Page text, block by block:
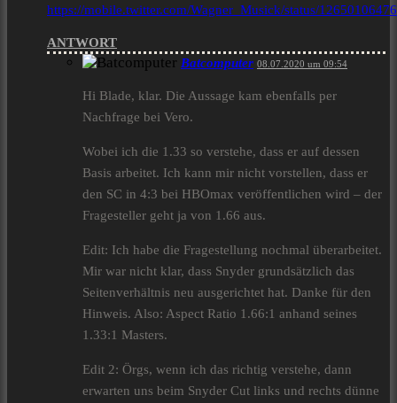
https://mobile.twitter.com/Wagner_Musick/status/
ANTWORT
Batcomputer 08.07.2020 um 09:54
Hi Blade, klar. Die Aussage kam ebenfalls per
Nachfrage bei Vero.
Wobei ich die 1.33 so verstehe, dass er auf dessen
Basis arbeitet. Ich kann mir nicht vorstellen, dass er
den SC in 4:3 bei HBOmax veröffentlichen wird – der
Fragesteller geht ja von 1.66 aus.
Edit: Ich habe die Fragestellung nochmal überarbeitet.
Mir war nicht klar, dass Snyder grundsätzlich das
Seitenverhältnis neu ausgerichtet hat. Danke für den
Hinweis. Also: Aspect Ratio 1.66:1 anhand seines
1.33:1 Masters.
Edit 2: Örgs, wenn ich das richtig verstehe, dann
erwarten uns beim Snyder Cut links und rechts dünne